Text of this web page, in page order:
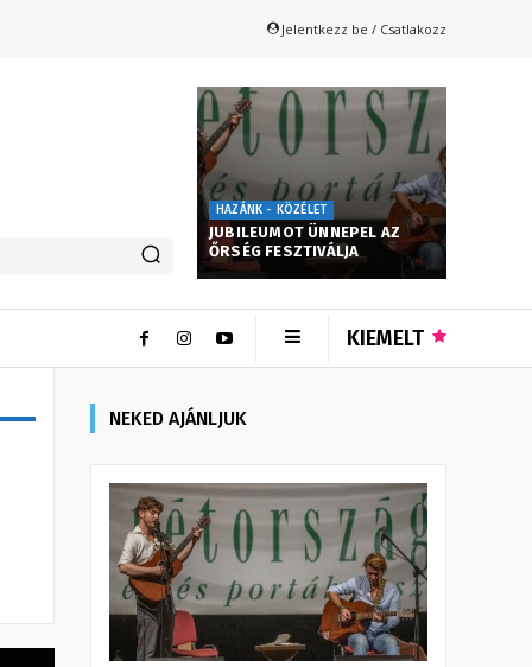
Jelentkezz be / Csatlakozz
HAZÁNK - KÖZÉLET
JUBILEUMOT ÜNNEPEL AZ
ŐRSÉG FESZTIVÁLJA
KIEMELT
NEKED AJÁNLJUK